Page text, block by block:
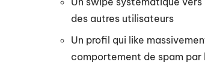
des autres utilisateurs
Un profil qui like
comportement de spam par